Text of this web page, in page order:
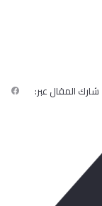
شارك المقال عبر: